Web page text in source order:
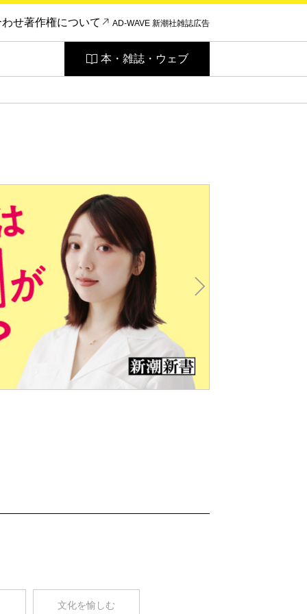
せ著作権について AD-WAVE 新潮社雑誌広告
本・雑誌・ウェブ
文化を愉しむ